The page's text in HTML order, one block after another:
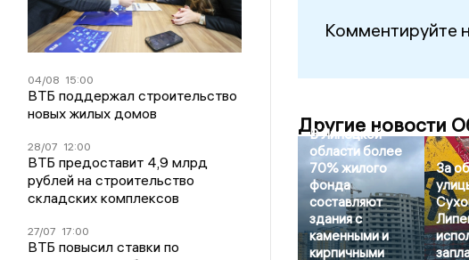
04/08 15:00
ВТБ поддержал строительство
новых жилых домов
28/07 12:00
ВТБ предоставит 4,9 млрд
рублей на строительство
складских комплексов
27/07 17:00
ВТБ повысил ставки по
Комментируйте
Другие новости
В Липецкой
области более
70% жилого
фонда
составляют
здания с
каменными и
кирпичными
За